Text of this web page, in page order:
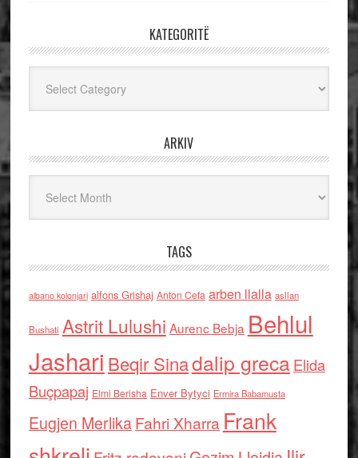
KATEGORITË
ARKIV
TAGS
albano kolonjari alfons Grishaj Anton Cefa arben llalla asllan
Bushati Astrit Lulushi Aurenc Bebja Behlul
Jashari Beqir Sinadalip grecaElida
Buçpapaj Elmi Berisha Enver Bytyci Ermira Babamusta
Eugjen MerlikaFahri Xharra Frank